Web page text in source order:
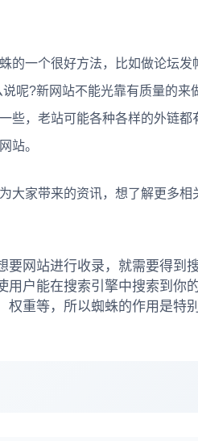
一个很好方法，比如做论坛发
说呢?新网站不能光靠有质量的
些，老站可能各种各样的外链
站。
家带来的资讯，想了解更多相
要网站进行收录，就需要得到
用户能在搜索引擎中搜索到你
权重等，所以蜘蛛的作用是特